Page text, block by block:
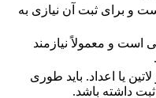
و برای ثبت آن نیازی به
و معمولاً نیازمند
یا اعداد. باید طوری
داشته باشد.